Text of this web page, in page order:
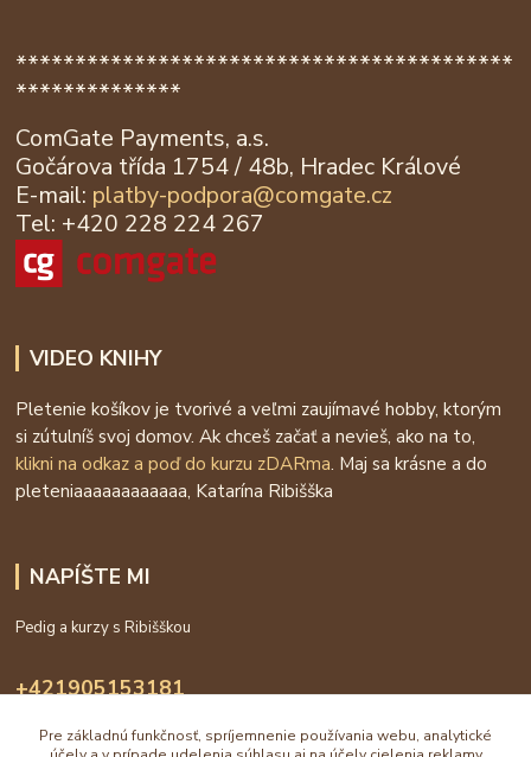
******************************************
**************
ComGate Payments, a.s.
Gočárova třída 1754 / 48b, Hradec Králové
E-mail: platby-podpora@comgate.cz
Tel: +420 228 224 267
VIDEO KNIHY
Pletenie košíkov je tvorivé a veľmi zaujímavé hobby, ktorým
si zútulníš svoj domov. Ak chceš začať a nevieš, ako na to,
klikni na odkaz a poď do kurzu zDARma. Maj sa krásne a do
pleteniaaaaaaaaaaaa, Katarína Ribišška
NAPÍŠTE MI
Pedig a kurzy s Ribišškou
+421905153181
Pre základnú funkčnosť, spríjemnenie používania webu, analytické